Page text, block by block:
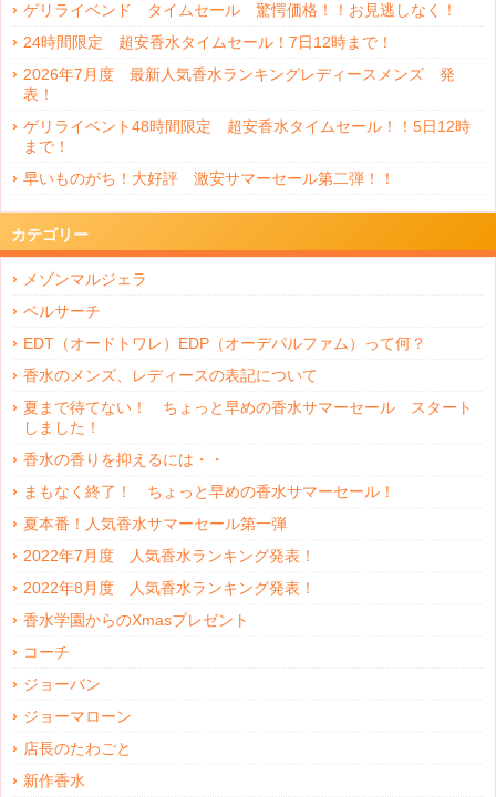
ゲリライベンド タイムセール 驚愕価格！！お見逃しなく！
24時間限定 超安香水タイムセール！7日12時まで！
2026年7月度 最新人気香水ランキングレディースメンズ 発
表！
ゲリライベント48時間限定 超安香水タイムセール！！5日12時
まで！
早いものがち！大好評 激安サマーセール第二弾！！
カテゴリー
メゾンマルジェラ
ベルサーチ
EDT（オードトワレ）EDP（オーデパルファム）って何？
香水のメンズ、レディースの表記について
夏まで待てない！ ちょっと早めの香水サマーセール スタート
しました！
香水の香りを抑えるには・・
まもなく終了！ ちょっと早めの香水サマーセール！
夏本番！人気香水サマーセール第一弾
2022年7月度 人気香水ランキング発表！
2022年8月度 人気香水ランキング発表！
香水学園からのXmasプレゼント
コーチ
ジョーバン
ジョーマローン
店長のたわごと
新作香水